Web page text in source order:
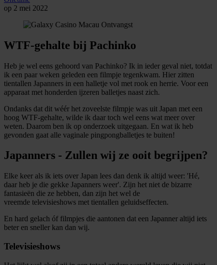
op 2 mei 2022
WTF-gehalte bij Pachinko
Heb je wel eens gehoord van Pachinko? Ik in ieder geval niet, totdat
ik een paar weken geleden een filmpje tegenkwam. Hier zitten
tientallen Japanners in een halletje vol met rook en herrie. Voor een
apparaat met honderden ijzeren balletjes naast zich.
Ondanks dat dit wéér het zoveelste filmpje was uit Japan met een
hoog WTF-gehalte, wilde ik daar toch wel eens wat meer over
weten. Daarom ben ik op onderzoek uitgegaan. En wat ik heb
gevonden gaat alle vaginale pingpongballetjes te buiten!
Japanners - Zullen wij ze ooit begrijpen?
Elke keer als ik iets over Japan lees dan denk ik altijd weer: 'Hé,
daar heb je die gekke Japanners weer'. Zijn het niet de bizarre
fantasieën die ze hebben, dan zijn het wel de
vreemde televisieshows met tientallen geluidseffecten.
En hard gelach óf filmpjes die aantonen dat een Japanner altijd iets
beter en sneller kan dan wij.
Televisieshows